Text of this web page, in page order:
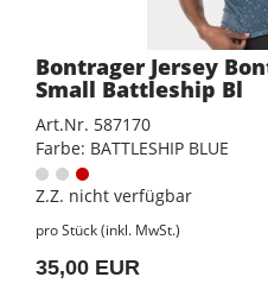
Bontrager Jersey
Small Battleship Bl
Art.Nr. 587170
Farbe: BATTLESHIP BLUE
Z.Z. nicht verfügbar
pro Stück (inkl. MwSt.)
35,00 EUR